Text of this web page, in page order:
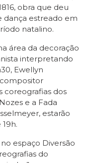
obra que deu
dança estreado em
natalino.
área da decoração
interpretando
Ewellyn
coreografias dos
e a Fada
estarão
no espaço Diversão
do